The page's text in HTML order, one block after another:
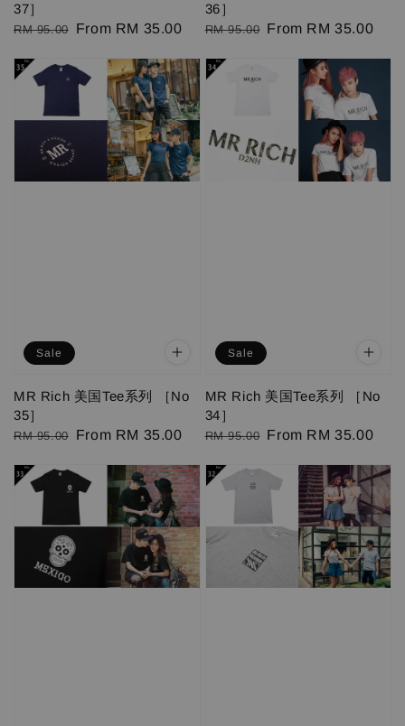
37］
Regular
RM 95.00
Sale
From RM 35.00
36］
Regular
RM 95.00 Sale
From RM 35.00
Sale
MR Rich 美国Tee系列 ［No
35］
Regular
RM 95.00
Sale
From RM 35.00
Sale
MR Rich 美国Tee系列 ［No
34］
Regular
RM 95.00 Sale
From RM 35.00